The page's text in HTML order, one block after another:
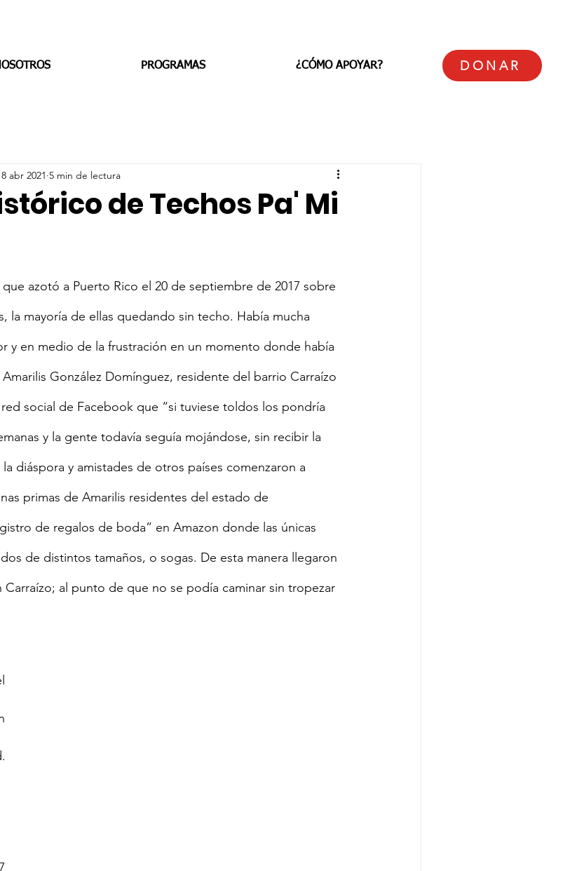
PROGRAMAS ¿CÓMO APOYAR? DONAR
de Techos Pa' Mi
abr 2021 5 min de lectura
la mayoría de ellas quedando sin techo. Había mucha
y en medio de la frustración en un momento donde había
González Domínguez, residente del barrio Carraízo
social de Facebook que “si tuviese toldos los pondría
y la gente todavía seguía mojándose, sin recibir la
diáspora y amistades de otros países comenzaron a
primas de Amarilis residentes del estado de
de regalos de boda” en Amazon donde las únicas
de distintos tamaños, o sogas. De esta manera llegaron
al punto de que no se podía caminar sin tropezar